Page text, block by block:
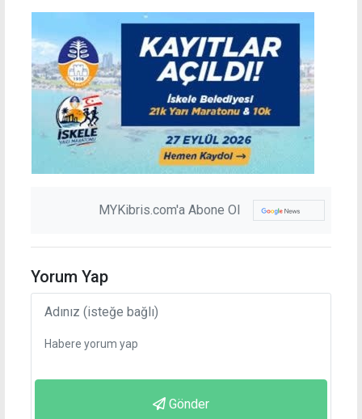
MYKibris.com'a Abone Ol
Yorum Yap
Gönder